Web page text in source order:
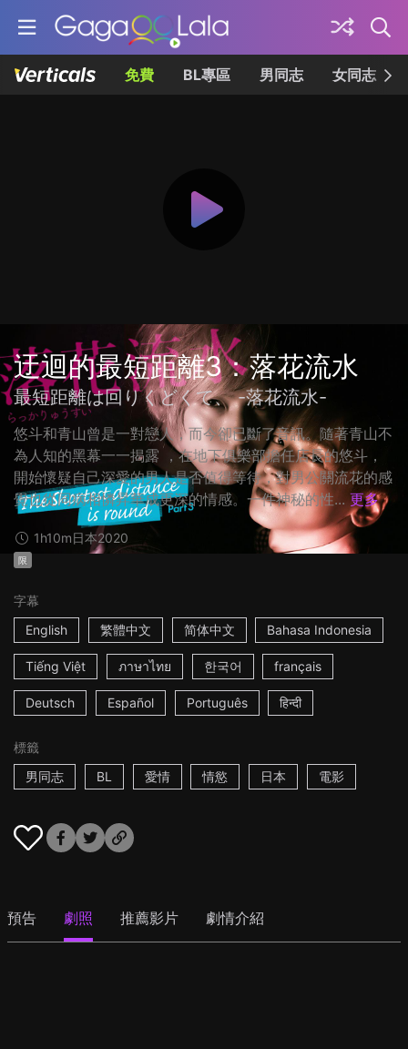
免費 BL專區 男同志 女同志
迂迴的最短距離3：落花流水
最短距離は回りくどくて、 -落花流水-
悠斗和青山曾是一對戀人，而今卻已斷了音訊。隨著青山不
為人知的黑幕一一揭露 ，在地下俱樂部擔任店長的悠斗，
開始懷疑自己深愛的男人是否值得等待，對男公關流花的感
覺也從同病相憐昇華成更深的情感。一件神秘的性... 更多
1h10m日本2020
限
字幕
English
繁體中文 简体中文 Bahasa Indonesia
Tiếng Việt ภาษาไทย 한국어 français
Deutsch Español Português हिन्दी
標籤
男同志
BL 愛情 情慾 日本 電影
預告 劇照 推薦影片 劇情介紹